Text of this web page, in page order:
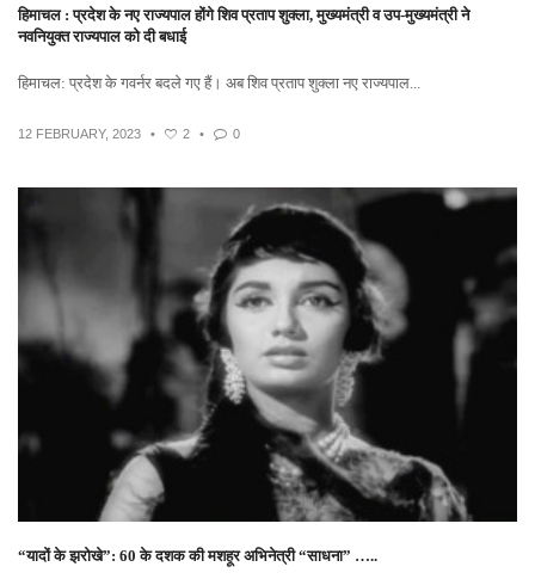
हिमाचल : प्रदेश के नए राज्यपाल होंगे शिव प्रताप शुक्ला, मुख्यमंत्री व उप-मुख्यमंत्री ने
नवनियुक्त राज्यपाल को दी बधाई
हिमाचल: प्रदेश के गवर्नर बदले गए हैं। अब शिव प्रताप शुक्ला नए राज्यपाल...
12 FEBRUARY, 2023 • 2 • 0
“यादों के झरोखे”: 60 के दशक की मशहूर अभिनेत्री “साधना” …..